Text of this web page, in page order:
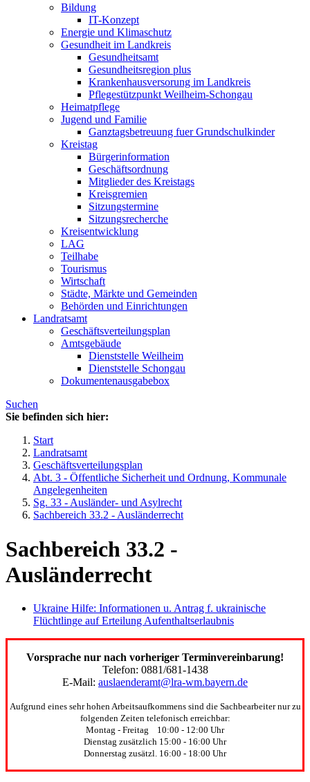
Bildung
IT-Konzept
Energie und Klimaschutz
Gesundheit im Landkreis
Gesundheitsamt
Gesundheitsregion plus
Krankenhausversorung im Landkreis
Pflegestützpunkt Weilheim-Schongau
Heimatpflege
Jugend und Familie
Ganztagsbetreuung fuer Grundschulkinder
Kreistag
Bürgerinformation
Geschäftsordnung
Mitglieder des Kreistags
Kreisgremien
Sitzungstermine
Sitzungsrecherche
Kreisentwicklung
LAG
Teilhabe
Tourismus
Wirtschaft
Städte, Märkte und Gemeinden
Behörden und Einrichtungen
Landratsamt
Geschäftsverteilungsplan
Amtsgebäude
Dienststelle Weilheim
Dienststelle Schongau
Dokumentenausgabebox
Suchen
Sie befinden sich hier:
Start
Landratsamt
Geschäftsverteilungsplan
Abt. 3 - Öffentliche Sicherheit und Ordnung, Kommunale
Angelegenheiten
Sg. 33 - Ausländer- und Asylrecht
Sachbereich 33.2 - Ausländerrecht
Sachbereich 33.2 -
Ausländerrecht
Ukraine Hilfe: Informationen u. Antrag f. ukrainische
Flüchtlinge auf Erteilung Aufenthaltserlaubnis
Vorsprache nur nach vorheriger Terminvereinbarung!
Telefon: 0881/681-1438
E-Mail: auslaenderamt@lra-wm.bayern.de
Aufgrund eines sehr hohen Arbeitsaufkommens sind die Sachbearbeiter nur zu
folgenden Zeiten telefonisch erreichbar:
Montag - Freitag 10:00 - 12:00 Uhr
Dienstag zusätzlich 15:00 - 16:00 Uhr
Donnerstag zusätzl. 16:00 - 18:00 Uhr